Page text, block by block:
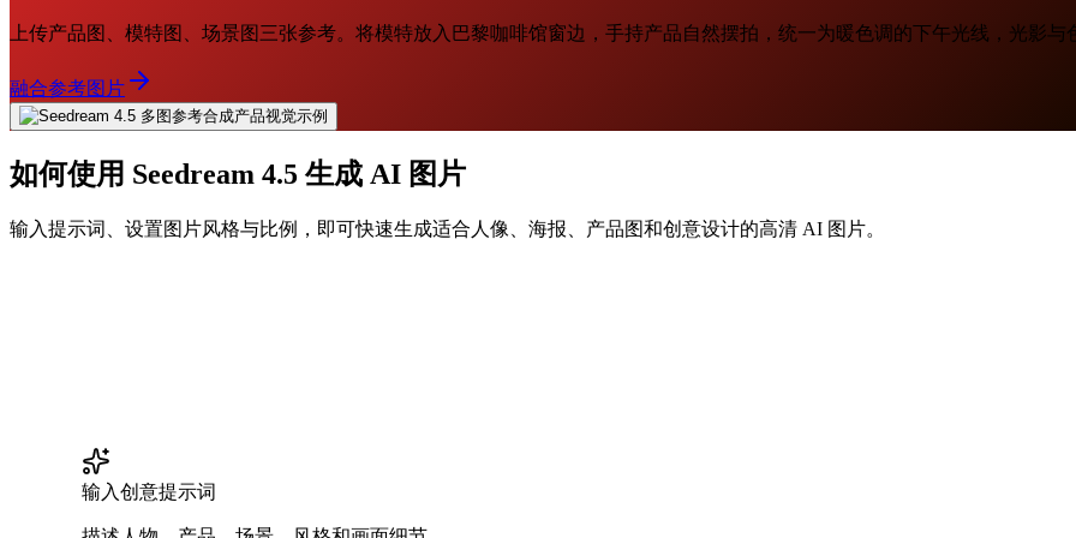
上传产品图、模特图、场景图三张参考。将模特放入巴黎咖啡馆窗边，手持产品自然摆拍，统一为暖色调的下午光线，光影与
融合参考图片
如何使用 Seedream 4.5 生成 AI 图片
输入提示词、设置图片风格与比例，即可快速生成适合人像、海报、产品图和创意设计的高清 AI 图片。
输入创意提示词